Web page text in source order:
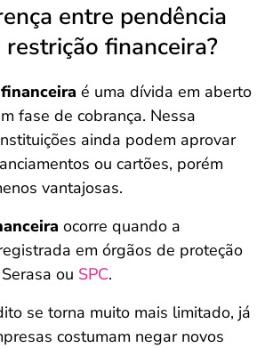
entre pendência
financeira?
é uma dívida em aberto
fase de cobrança. Nessa
ainda podem aprovar
ou cartões, porém
vantajosas.
ocorre quando a
em órgãos de proteção
ou SPC.
se torna muito mais limitado, já
costumam negar novos